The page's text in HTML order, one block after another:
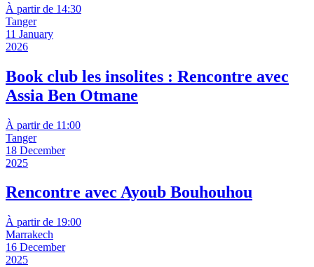
À partir de 14:30
Tanger
11 January
2026
Book club les insolites : Rencontre avec
Assia Ben Otmane
À partir de 11:00
Tanger
18 December
2025
Rencontre avec Ayoub Bouhouhou
À partir de 19:00
Marrakech
16 December
2025